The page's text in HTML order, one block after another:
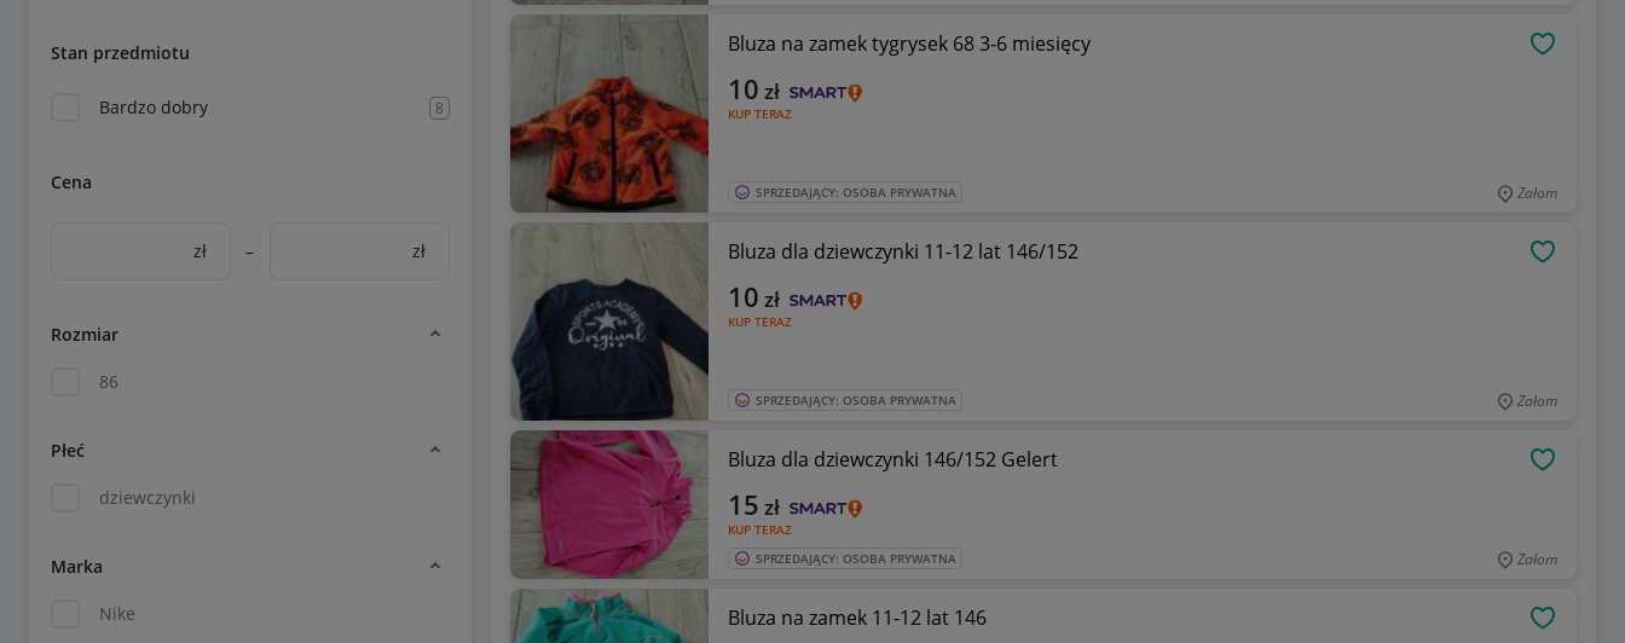
Stan przedmiotu
Bardzo dobry 8
Cena
zł – zł
Rozmiar
86
Płeć
dziewczynki
Marka
Nike
Bluza na zamek tygrysek 68 3-6 miesięcy
KUP TERAZ
10 zł
SPRZEDAJĄCY: OSOBA PRYWATNA Załom
Bluza dla dziewczynki 11-12 lat 146/152
KUP TERAZ
10 zł
SPRZEDAJĄCY: OSOBA PRYWATNA Załom
Bluza dla dziewczynki 146/152 Gelert
KUP TERAZ
15 zł
SPRZEDAJĄCY: OSOBA PRYWATNA Załom
Bluza na zamek 11-12 lat 146